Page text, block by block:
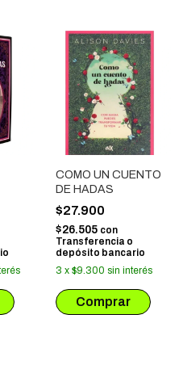
COMO UN CUENTO
DE HADAS
$27.900
$26.505 con
Transferencia o
depósito bancario
3 x $9.300 sin interés